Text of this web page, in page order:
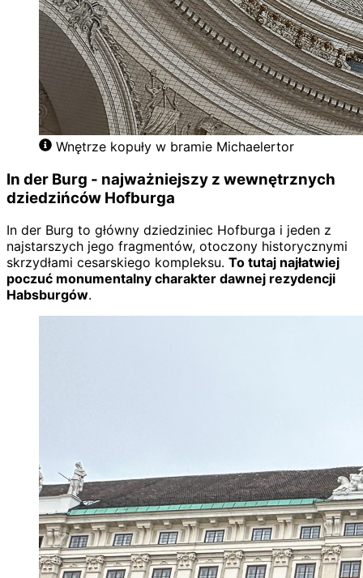
Wnętrze kopuły w bramie Michaelertor
In der Burg - najważniejszy z wewnętrznych
dziedzińców Hofburga
In der Burg to główny dziedziniec Hofburga i jeden z
najstarszych jego fragmentów, otoczony historycznymi
skrzydłami cesarskiego kompleksu. To tutaj najłatwiej
poczuć monumentalny charakter dawnej rezydencji
Habsburgów.